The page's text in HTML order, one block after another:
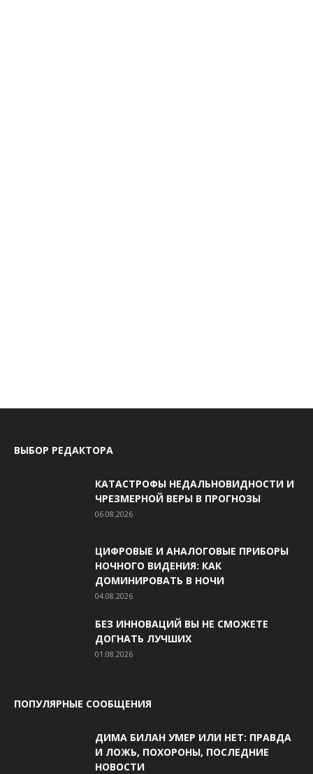
ВЫБОР РЕДАКТОРА
КАТАСТРОФЫ НЕДАЛЬНОВИДНОСТИ И
ЧРЕЗМЕРНОЙ ВЕРЫ В ПРОГНОЗЫ
06.08.2026
ЦИФРОВЫЕ И АНАЛОГОВЫЕ ПРИБОРЫ
НОЧНОГО ВИДЕНИЯ: КАК
ДОМИНИРОВАТЬ В НОЧИ
04.08.2026
БЕЗ ИННОВАЦИЙ ВЫ НЕ СМОЖЕТЕ
ДОГНАТЬ ЛУЧШИХ
01.08.2026
ПОПУЛЯРНЫЕ СООБЩЕНИЯ
ДИМА БИЛАН УМЕР ИЛИ НЕТ: ПРАВДА
И ЛОЖЬ, ПОХОРОНЫ, ПОСЛЕДНИЕ
НОВОСТИ